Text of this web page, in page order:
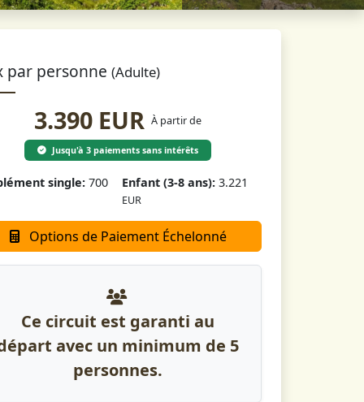
par personne (Adulte)
3.390 EUR À partir de
Jusqu'à 3 paiements sans intérêts
single:700 Enfant (3-8 ans):3.221
EUR
Options de Paiement Échelonné
Ce circuit est garanti au
avec un minimum de 5
personnes.